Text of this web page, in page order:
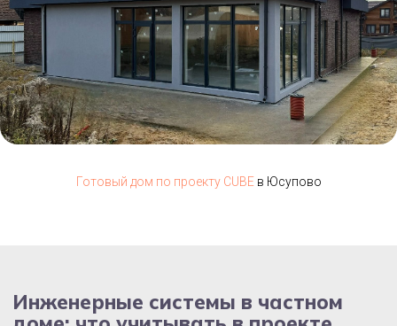
Готовый дом по проекту CUBEв Юсупово